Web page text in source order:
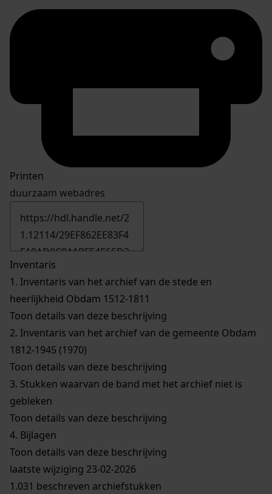
Printen
duurzaam webadres
Inventaris
1. Inventaris van het archief van de stede en
heerlijkheid Obdam 1512-1811
Toon details van deze beschrijving
2. Inventaris van het archief van de gemeente Obdam
1812-1945 (1970)
Toon details van deze beschrijving
3. Stukken waarvan de band met het archief niet is
gebleken
Toon details van deze beschrijving
4. Bijlagen
Toon details van deze beschrijving
laatste wijziging 23-02-2026
1.031 beschreven archiefstukken